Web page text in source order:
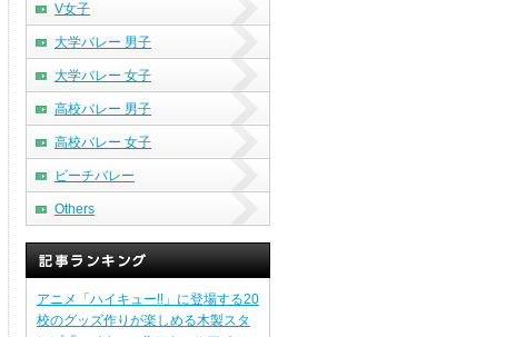
V女子
大学バレー 男子
大学バレー 女子
高校バレー 男子
高校バレー 女子
ビーチバレー
Others
アニメ「ハイキュー!!」に登場する20
校のグッズ作りが楽しめる木製スタ